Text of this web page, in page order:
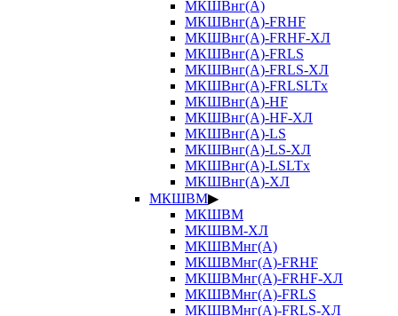
МКШВнг(А)
МКШВнг(А)-FRHF
МКШВнг(А)-FRHF-ХЛ
МКШВнг(А)-FRLS
МКШВнг(А)-FRLS-ХЛ
МКШВнг(А)-FRLSLTx
МКШВнг(А)-HF
МКШВнг(А)-HF-ХЛ
МКШВнг(А)-LS
МКШВнг(А)-LS-ХЛ
МКШВнг(А)-LSLTx
МКШВнг(А)-ХЛ
МКШВМ▶
МКШВМ
МКШВМ-ХЛ
МКШВМнг(А)
МКШВМнг(А)-FRHF
МКШВМнг(А)-FRHF-ХЛ
МКШВМнг(А)-FRLS
МКШВМнг(А)-FRLS-ХЛ